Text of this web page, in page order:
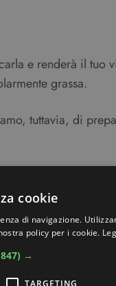
e renderà il
grassa.
tuttavia, di
dedicato ai
cookie
di navigazione.
policy per i cookie.
→
TARGETING